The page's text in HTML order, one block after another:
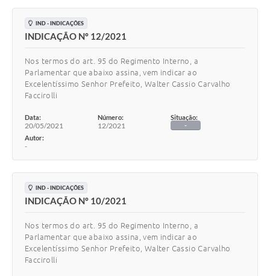
IND - INDICAÇÕES
INDICAÇÃO Nº 12/2021
Nos termos do art. 95 do Regimento Interno, a
Parlamentar que abaixo assina, vem indicar ao
Excelentíssimo Senhor Prefeito, Walter Cassio Carvalho
Faccirolli
Data:
20/05/2021
Número:
12/2021
Situação:
-
Autor:
-
IND - INDICAÇÕES
INDICAÇÃO Nº 10/2021
Nos termos do art. 95 do Regimento Interno, a
Parlamentar que abaixo assina, vem indicar ao
Excelentíssimo Senhor Prefeito, Walter Cassio Carvalho
Faccirolli